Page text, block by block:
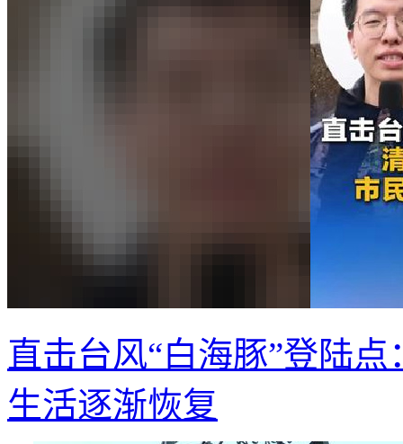
直击台风“白海豚”登陆
生活逐渐恢复